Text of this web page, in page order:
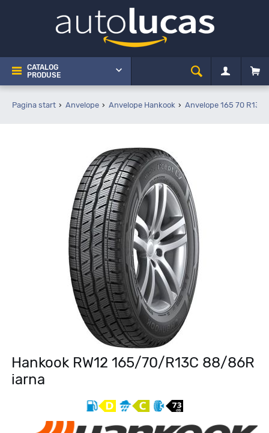
CATALOG
PRODUSE
Pagina start Anvelope Anvelope Hankook Anvelope 165 70 R13C
Hankook RW12 165/70/R13C 88/86R
iarna